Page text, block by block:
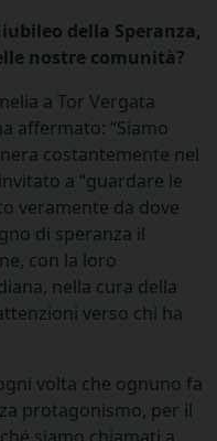
della Speranza,
nostre comunità?
a Tor Vergata
affermato: “Siamo
costantemente nel
a “guardare le
veramente da dove
di speranza il
con la loro
nella cura della
verso chi ha
volta che ognuno fa
protagonismo, per il